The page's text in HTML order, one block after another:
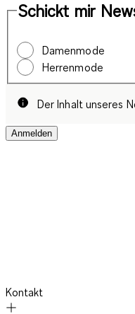
Schickt mir
Damenmode
Herrenmode
Der Inhalt unseres
Anmelden
Kontakt